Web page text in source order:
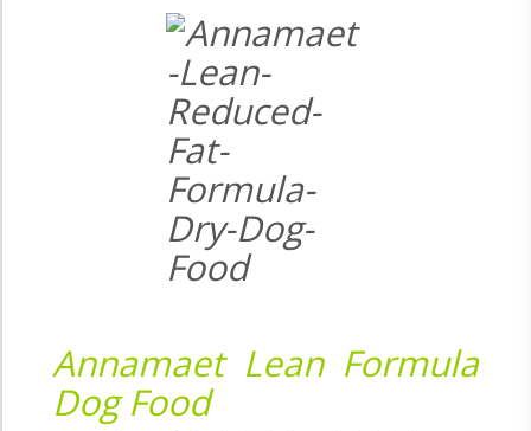
Annamaet Lean Formula
Dog Food